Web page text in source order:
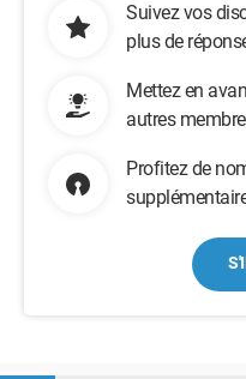
Suivez vos
plus de
Mettez en
autres
Profitez de